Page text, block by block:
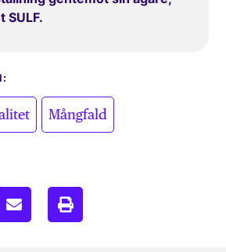
SULF.
Mångfald